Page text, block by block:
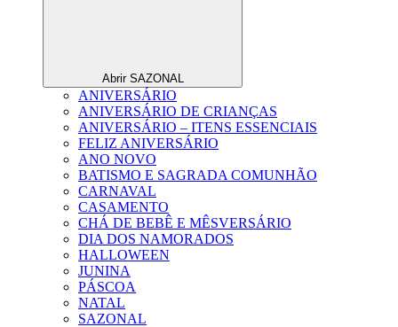
Abrir SAZONAL
ANIVERSÁRIO
ANIVERSÁRIO DE CRIANÇAS
ANIVERSÁRIO – ITENS ESSENCIAIS
FELIZ ANIVERSÁRIO
ANO NOVO
BATISMO E SAGRADA COMUNHÃO
CARNAVAL
CASAMENTO
CHÁ DE BEBÊ E MÊSVERSÁRIO
DIA DOS NAMORADOS
HALLOWEEN
JUNINA
PÁSCOA
NATAL
SAZONAL